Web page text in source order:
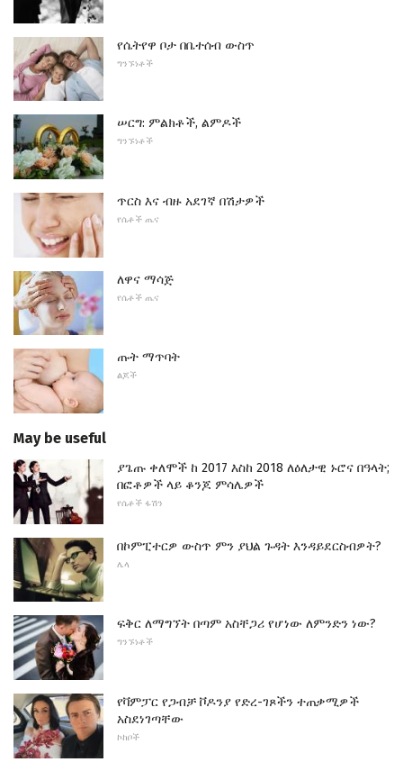
የሴትየዋ ቦታ በቤተሰብ ውስጥ
ግንኙነቶች
ሠርግ: ምልክቶች, ልምዶች
ግንኙነቶች
ጥርስ እና ብዙ አደገኛ በሽታዎች
የሴቶች ጤና
ለዋና ማሳጅ
የሴቶች ጤና
ጡት ማጥባት
ልጆች
May be useful
ያጌጡ ቀለሞች ከ 2017 እስከ 2018 ለዕለታዊ ኑሮና በዓላት;
በፎቶዎች ላይ ቆንጆ ምሳሌዎች
የሴቶች ፋሽን
በኮምፒተርዎ ውስጥ ምን ያህል ጉዳት እንዳይደርስብዎት?
ሌላ
ፍቅር ለማግኘት በጣም አስቸጋሪ የሆነው ለምንድን ነው?
ግንኙነቶች
የቫምፓር የጋብቻ ቮዶንያ የድረ-ገጾችን ተጠቃሚዎች
አስደነገጣቸው
ኮከቦች